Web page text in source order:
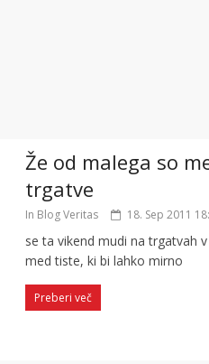
Že od malega so
trgatve
In Blog Veritas 18. Sep 2011
se ta vikend mudi na trgatvah
med tiste, ki bi lahko mirno
Preberi več